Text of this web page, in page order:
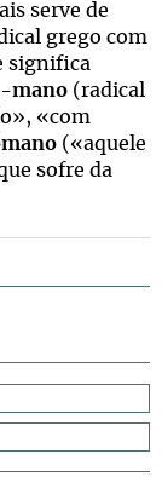
serve de
grego com
significa
-mano (radical
«com
(«aquele
sofre da